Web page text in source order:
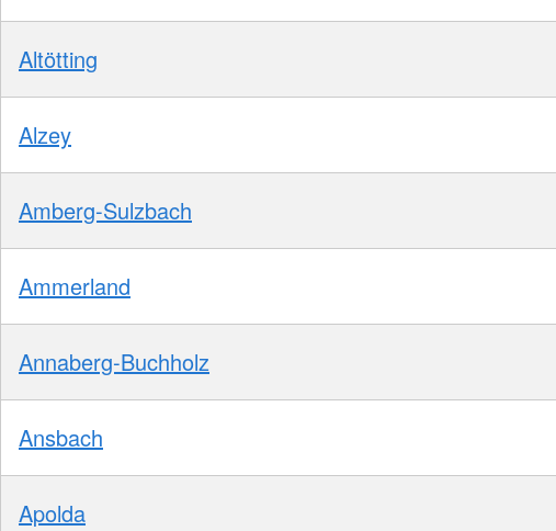
Altötting
Alzey
Amberg-Sulzbach
Ammerland
Annaberg-Buchholz
Ansbach
Apolda